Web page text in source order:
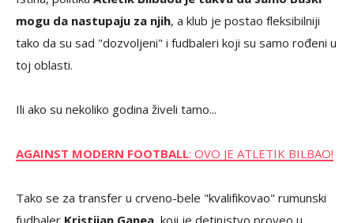
mogu da nastupaju za njih, a klub je postao fleksibilniji
tako da su sad "dozvoljeni" i fudbaleri koji su samo rođeni u
toj oblasti.
Ili ako su nekoliko godina živeli tamo...
AGAINST MODERN FOOTBALL: OVO JE ATLETIK BILBAO!
Tako se za transfer u crveno-bele "kvalifikovao" rumunski
fudbaler Kristijan Ganea, koji je detinjstvo proveo u